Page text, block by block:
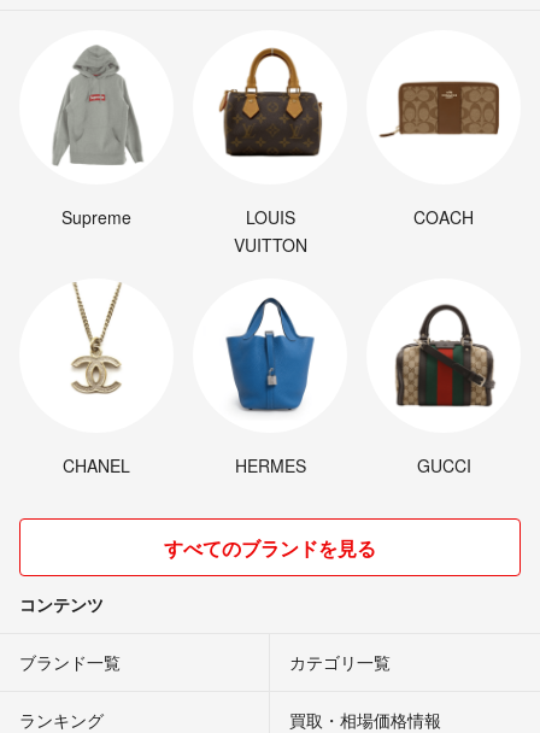
Supreme
LOUIS
VUITTON
COACH
CHANEL HERMES GUCCI
すべてのブランドを見る
コンテンツ
ブランド一覧 カテゴリ一覧
ランキング 買取・相場価格情報